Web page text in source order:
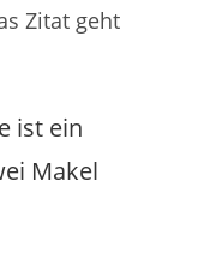
Zitat geht
ist ein
Makel